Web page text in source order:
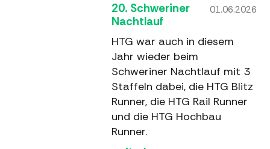
01.06.2026
20. Schweriner
Nachtlauf
HTG war auch in diesem
Jahr wieder beim
Schweriner Nachtlauf mit 3
Staffeln dabei, die HTG Blitz
Runner, die HTG Rail Runner
und die HTG Hochbau
Runner.